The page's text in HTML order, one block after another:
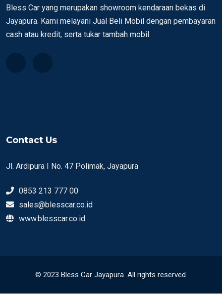
Bless Car yang merupakan showroom kendaraan bekas di
Jayapura. Kami melayani Jual Beli Mobil dengan pembayaran
cash atau kredit, serta tukar tambah mobil.
Contact Us
Jl. Ardipura I No. 47 Polimak, Jayapura
0853 213 777 00
sales@blesscar.co.id
www.blesscar.co.id
© 2023 Bless Car Jayapura. All rights reserved.